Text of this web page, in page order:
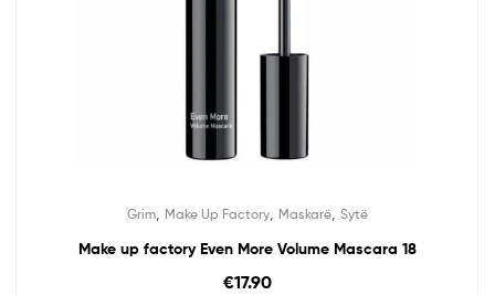
Grim, Make Up Factory, Maskarë, Sytë
Make up factory Even More Volume Mascara 18
€17.90